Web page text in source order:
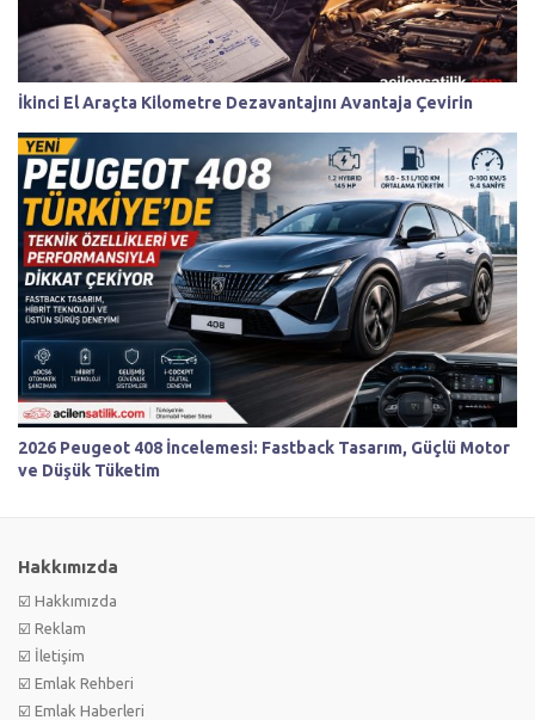
İkinci El Araçta Kilometre Dezavantajını Avantaja Çevirin
2026 Peugeot 408 İncelemesi: Fastback Tasarım, Güçlü Motor
ve Düşük Tüketim
Hakkımızda
☑️ Hakkımızda
☑️ Reklam
☑️ İletişim
☑️ Emlak Rehberi
☑️ Emlak Haberleri